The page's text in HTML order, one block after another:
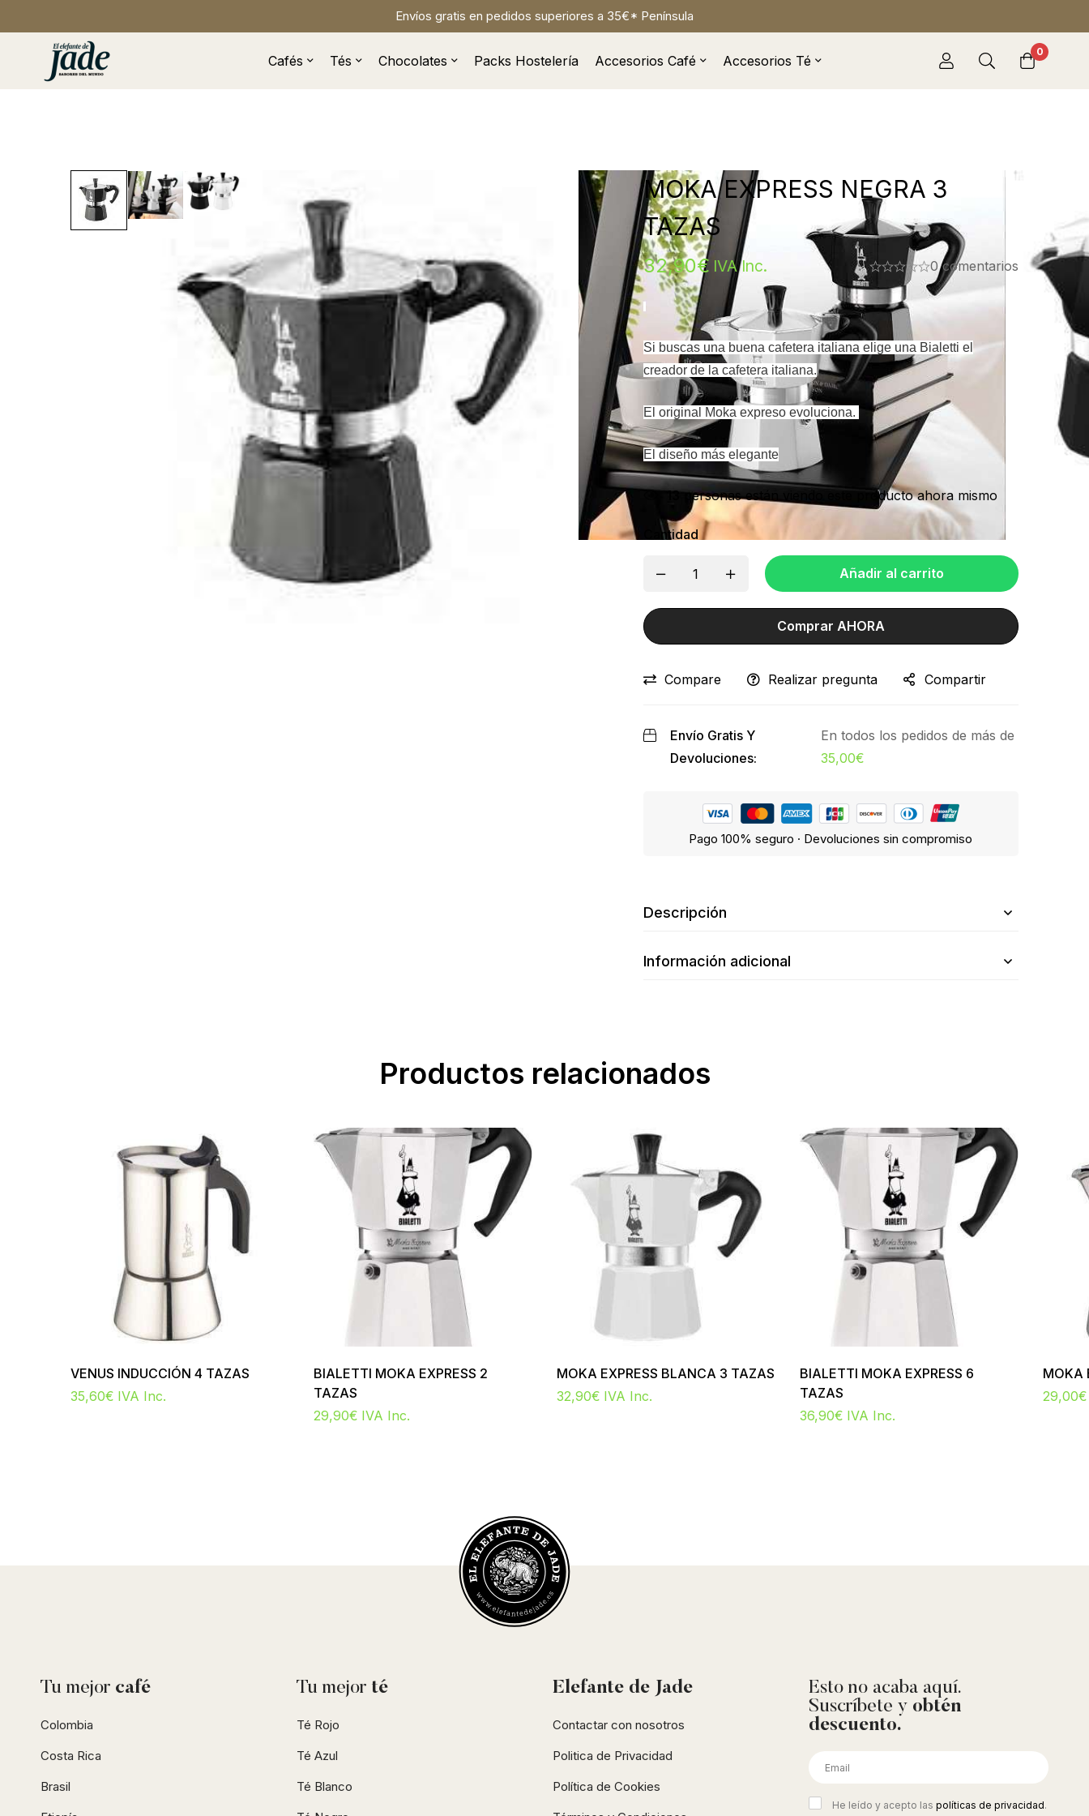
Envíos gratis en pedidos superiores a 35€* Península
Cafés Tés Chocolates Packs Hostelería Accesorios Café Accesorios Té
0
MOKA EXPRESS NEGRA 3
TAZAS
32,90€ IVA Inc. 0 comentarios
Si buscas una buena cafetera italiana elige una Bialetti el
creador de la cafetera italiana.
El original Moka expreso evoluciona.
El diseño más elegante
13personas están viendo este producto ahora mismo
Cantidad
Añadir al carrito
Comprar AHORA
Compare Realizar pregunta Compartir
Envío Gratis Y
Devoluciones:
En todos los pedidos de más de
35,00€
Pago 100% seguro · Devoluciones sin compromiso
Descripción
Información adicional
Productos relacionados
VENUS INDUCCIÓN 4 TAZAS
35,60€ IVA Inc.
BIALETTI MOKA EXPRESS 2
TAZAS
29,90€ IVA Inc.
MOKA EXPRESS BLANCA 3 TAZAS
32,90€ IVA Inc.
BIALETTI MOKA EXPRESS 6
TAZAS
36,90€ IVA Inc.
MOKA
29,00€
Tu mejor café
Colombia
Costa Rica
Brasil
Tu mejor té
Té Rojo
Té Azul
Té Blanco
Elefante de Jade
Contactar con nosotros
Politica de Privacidad
Política de Cookies
Esto no acaba aquí.
Suscríbete y obtén
descuento.
He leído y acepto las políticas de privacidad.